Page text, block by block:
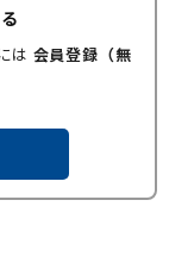
は 会員登録（無